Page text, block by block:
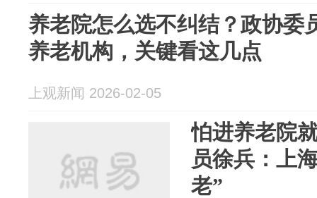
养老院怎么选不纠结？政协委
养老机构，关键看这几点
上观新闻 2026-02-05
怕进养老院
员徐兵：上
老”